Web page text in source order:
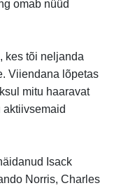
omab nüüd
kes tõi neljanda
Viiendana lõpetas
mitu haaravat
Isack
Norris, Charles